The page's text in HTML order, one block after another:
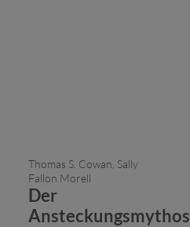
Thomas S. Cowan, Sally
Fallon Morell
Der
Ansteckungsmythos